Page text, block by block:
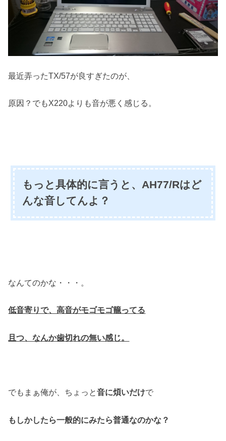
最近弄ったTX/57が良すぎたのが、
原因？でもX220よりも音が悪く感じる。
もっと具体的に言うと、AH77/Rはど
んな音してんよ？
なんてのかな・・・。
低音寄りで、高音がモゴモゴ籠ってる
且つ、なんか歯切れの無い感じ。
でもまぁ俺が、ちょっと音に煩いだけで
もしかしたら一般的にみたら普通なのかな？